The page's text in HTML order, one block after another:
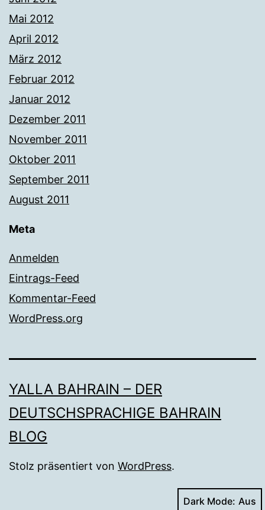
Mai 2012
April 2012
März 2012
Februar 2012
Januar 2012
Dezember 2011
November 2011
Oktober 2011
September 2011
August 2011
Meta
Anmelden
Eintrags-Feed
Kommentar-Feed
WordPress.org
YALLA BAHRAIN – DER
DEUTSCHSPRACHIGE BAHRAIN
BLOG
Stolz präsentiert von WordPress.
Dark Mode: